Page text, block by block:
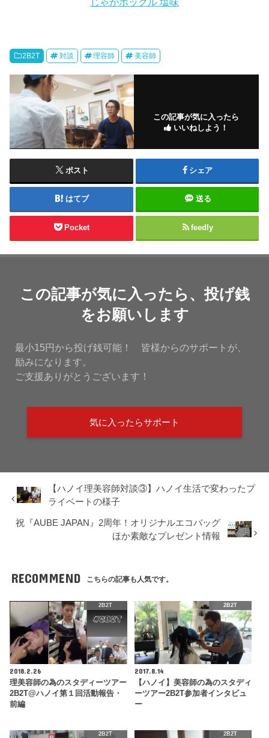
じゃがポックル 塩味
2B2T 対談 理容師 美容師
この記事が気に入ったら
いいねしよう！
ポスト シェア
はてブ 送る
Pocket feedly
この記事が気に入ったら、投げ銭
をお願いします
最小15円から投げ銭可能！ 皆様からのサポートが、
励みになります。
ご支援ありがとうございます！
気に入ったらサポート
【ハノイ理美容師対談③】ハノイ生活で変わったプ
ライベートの様子
祝『AUBE JAPAN』2周年！オリジナルエコバッグ
ほか素敵なプレゼント情報
RECOMMEND こちらの記事も人気です。
2B2T
2018.2.26
理美容師の為のスタディーツアー
2B2T@ハノイ第１回活動報告・
前編
2B2T
2017.8.14
【ハノイ】美容師の為のスタディ
ーツアー2B2T参加者インタビュ
ー
2B2T 2B2T